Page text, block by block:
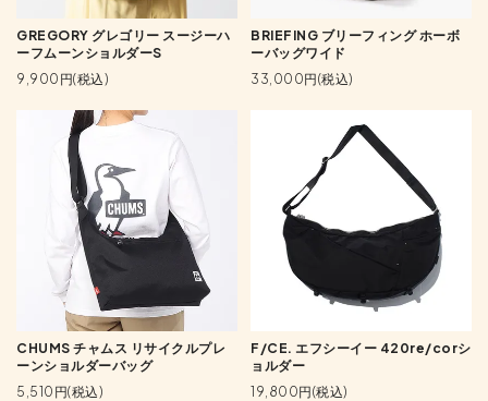
GREGORY グレゴリー スージーハ
ーフムーンショルダーS
9,900円(税込)
BRIEFING ブリーフィング ホーボ
ーバッグワイド
33,000円(税込)
CHUMS チャムス リサイクルプレ
ーンショルダーバッグ
5,510円(税込)
F/CE. エフシーイー 420re/corシ
ョルダー
19,800円(税込)